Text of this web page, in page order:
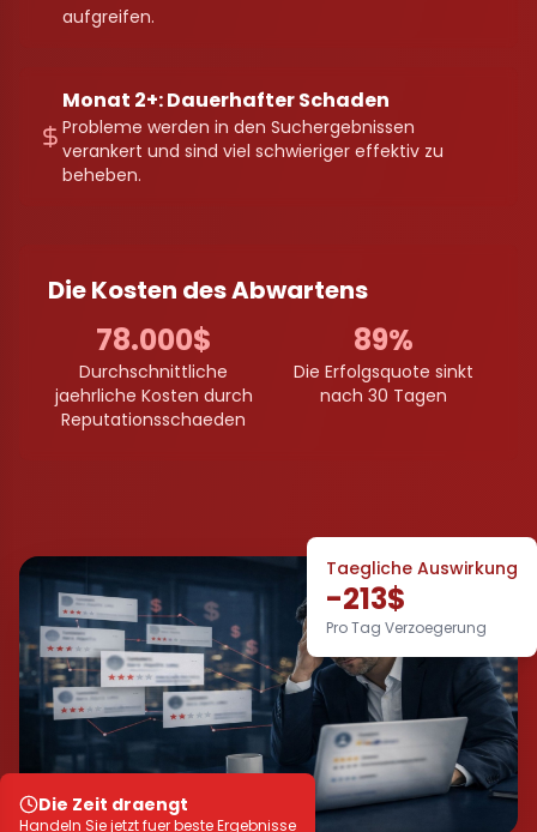
aufgreifen.
Monat 2+: Dauerhafter Schaden
Probleme werden in den Suchergebnissen
verankert und sind viel schwieriger effektiv zu
beheben.
Die Kosten des Abwartens
78.000$
Durchschnittliche
jaehrliche Kosten durch
Reputationsschaeden
89%
Die Erfolgsquote sinkt
nach 30 Tagen
Taegliche Auswirkung
-213$
Pro Tag Verzoegerung
Die Zeit draengt
Handeln Sie jetzt fuer beste Ergebnisse